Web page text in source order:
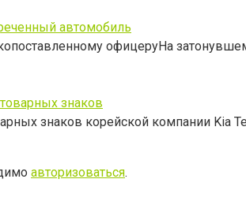
автомобиль
офицеруНа
знаков
знаков корейской компании
авторизоваться.